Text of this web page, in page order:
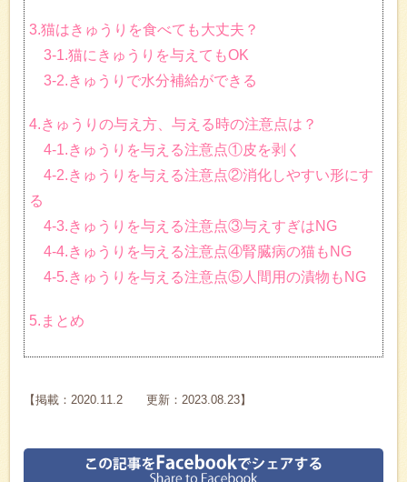
3.猫はきゅうりを食べても大丈夫？
3-1.猫にきゅうりを与えてもOK
3-2.きゅうりで水分補給ができる
4.きゅうりの与え方、与える時の注意点は？
4-1.きゅうりを与える注意点①皮を剥く
4-2.きゅうりを与える注意点②消化しやすい形にす
る
4-3.きゅうりを与える注意点③与えすぎはNG
4-4.きゅうりを与える注意点④腎臓病の猫もNG
4-5.きゅうりを与える注意点⑤人間用の漬物もNG
5.まとめ
【掲載：2020.11.2 更新：2023.08.23】